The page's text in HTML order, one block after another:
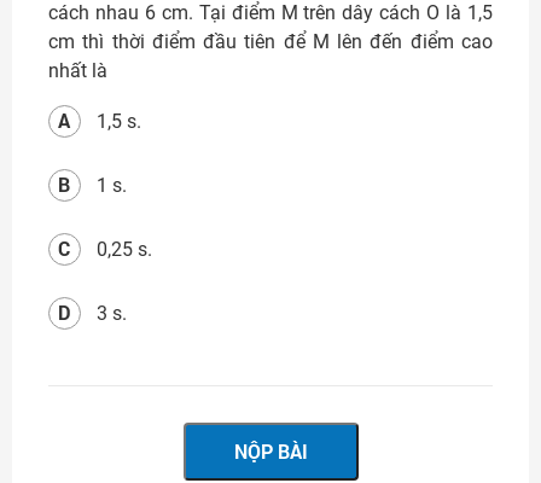
cách nhau 6 cm. Tại điểm M trên dây cách O là 1,5
cm thì thời điểm đầu tiên để M lên đến điểm cao
nhất là
1,5 s.
A
1 s.
B
0,25 s.
C
3 s.
D